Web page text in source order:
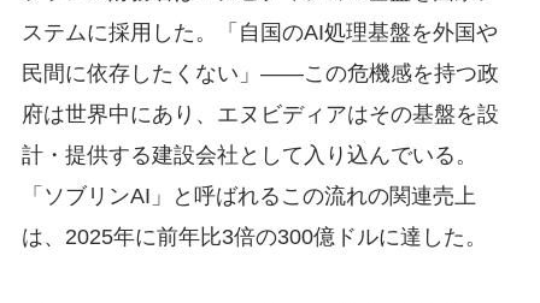
ステムに採用した。「自国のAI処理基盤を外国や
民間に依存したくない」——この危機感を持つ政
府は世界中にあり、エヌビディアはその基盤を設
計・提供する建設会社として入り込んでいる。
「ソブリンAI」と呼ばれるこの流れの関連売上
は、2025年に前年比3倍の300億ドルに達した。